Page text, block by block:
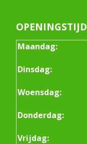
Maandag:
Dinsdag:
Woensdag:
Donderdag:
Vrijdag: